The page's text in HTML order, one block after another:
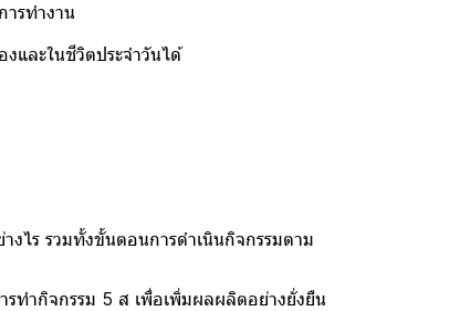
รทำงาน
และในชีวิตประจำวันได้
ร รวมทั้งขั้นตอนการดำเนินกิจกรรมตาม
ทำกิจกรรม 5 ส เพื่อเพิ่มผลผลิตอย่างยั่งยืน